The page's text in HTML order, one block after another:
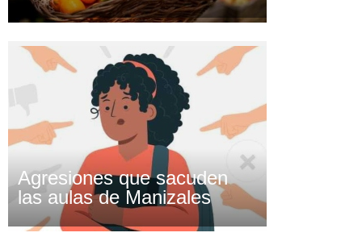
Agresiones que sacuden
las aulas de Manizales